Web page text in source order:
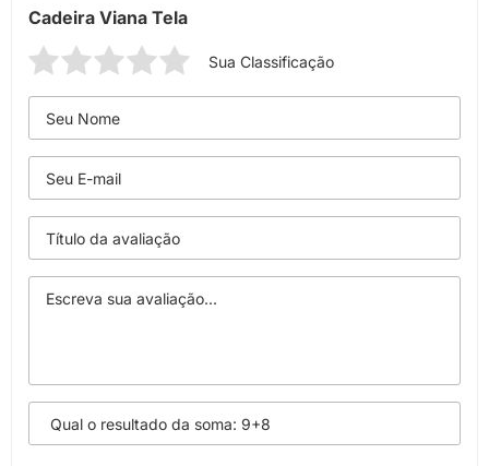
Cadeira Viana Tela
Sua Classificação